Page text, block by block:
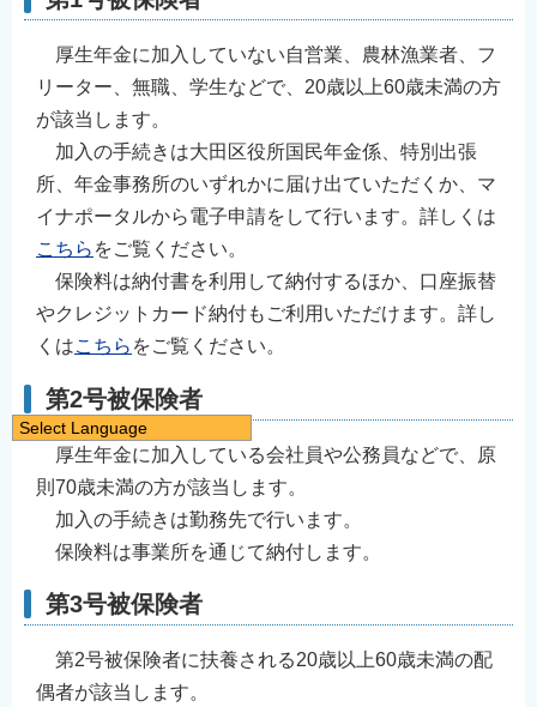
厚生年金に加入していない自営業、農林漁業者、フ
リーター、無職、学生などで、20歳以上60歳未満の方
が該当します。
加入の手続きは大田区役所国民年金係、特別出張
所、年金事務所のいずれかに届け出ていただくか、マ
イナポータルから電子申請をして行います。詳しくは
こちら をご覧ください。
保険料は納付書を利用して納付するほか、口座振替
やクレジットカード納付もご利用いただけます。詳し
くはこちら をご覧ください。
第2号被保険者
厚生年金に加入している会社員や公務員などで、原
則70歳未満の方が該当します。
加入の手続きは勤務先で行います。
保険料は事業所を通じて納付します。
第3号被保険者
第2号被保険者に扶養される20歳以上60歳未満の配
偶者が該当します。
Select Language
日本語
English
简体中文
한국어
Filipino